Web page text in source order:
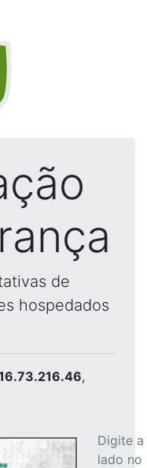
de
hospedados
,
Digite
lado no